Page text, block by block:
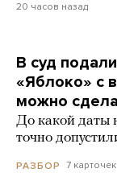
20 часов назад
В суд
«Яблоко» с
можно
До какой даты
точно
РАЗБОР 7 карточек